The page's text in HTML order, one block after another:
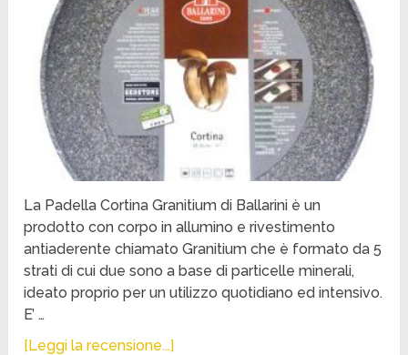
La Padella Cortina Granitium di Ballarini è un
prodotto con corpo in allumino e rivestimento
antiaderente chiamato Granitium che è formato da 5
strati di cui due sono a base di particelle minerali,
ideato proprio per un utilizzo quotidiano ed intensivo.
E’ …
[Leggi la recensione...]